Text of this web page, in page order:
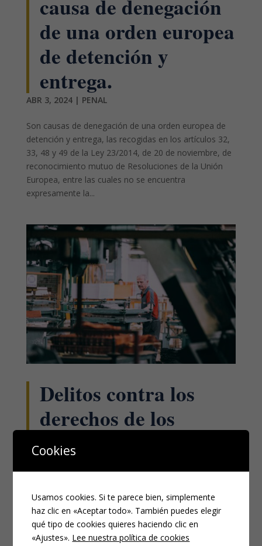
causa de denegación
de una orden europea
de detención y
entrega.
ABR 3, 2024| PENAL
Son causas de denegación de una orden europea de
detención y entrega, las recogidas en los artículos 32,
33, 48 y 49 de la Ley 23/2014, de 20 de noviembre, de
reconocimiento mutuo de Resoluciones de la Unión
Europea, entre las cuales no se encuentra
expresamente la...
Delitos contra los
derechos de los
trabajadores (VII):
Explotación laboral
de personas
extranjeras sin
Cookies
Usamos cookies. Si te parece bien, simplemente
haz clic en «Aceptar todo». También puedes elegir
qué tipo de cookies quieres haciendo clic en
«Ajustes». Lee nuestra política de cookies